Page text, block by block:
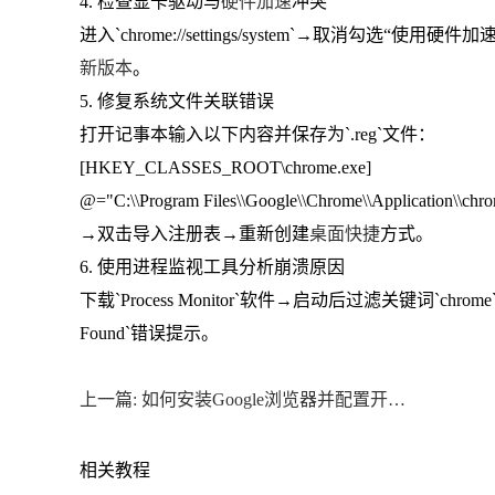
进入`chrome://settings/system`→取消勾选“使用硬
新版本。
5. 修复系统文件关联错误
打开记事本输入以下内容并保存为`.reg`文件：
[HKEY_CLASSES_ROOT\chrome.exe]
@="C:\\Program
→双击导入注册表→重新创建桌面快捷方式。
6. 使用进程监视工具分析崩溃原因
下载`Process Monitor`软件→启动后过滤关键词
Found`错误提示。
上一篇: 如何安装Google浏览器并配置开发者工具
相关教程